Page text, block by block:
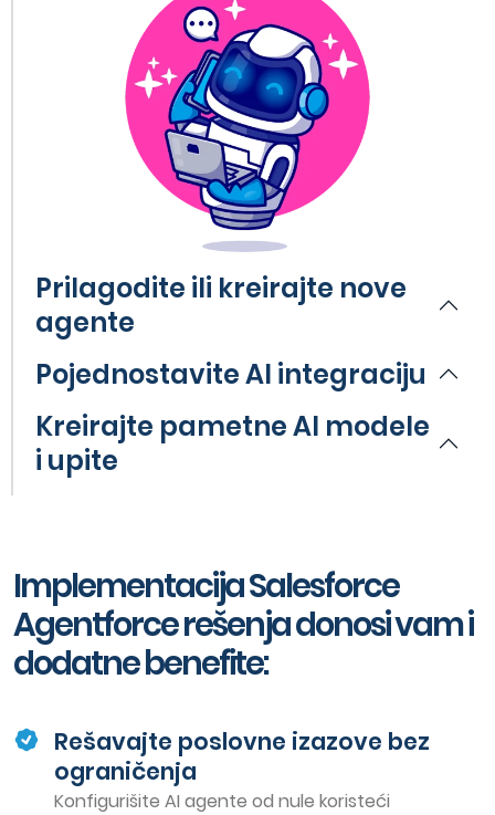
Prilagodite ili kreirajte nove
agente
Pojednostavite AI integraciju
Kreirajte pametne AI modele
i upite
Implementacija Salesforce
Agentforce rešenja donosi vam i
dodatne benefite:
Rešavajte poslovne izazove bez
ograničenja
Konfigurišite AI agente od nule koristeći